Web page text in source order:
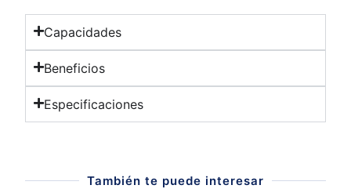
Capacidades
Beneficios
Especificaciones
También te puede interesar